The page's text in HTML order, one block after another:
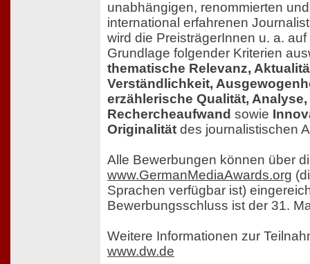
unabhängigen, renommierten und
international erfahrenen
wird die PreisträgerInnen u. a. auf
Grundlage folgender Kriterien
thematische Relevanz,
Verständlichkeit,
erzählerische Qualität, Analyse,
Rechercheaufwand sowie
Originalität des journalistischen
Alle Bewerbungen können über
www.GermanMediaAwards.org
Sprachen verfügbar ist)
Bewerbungsschluss ist der 31.
Weitere Informationen zur
www.dw.de